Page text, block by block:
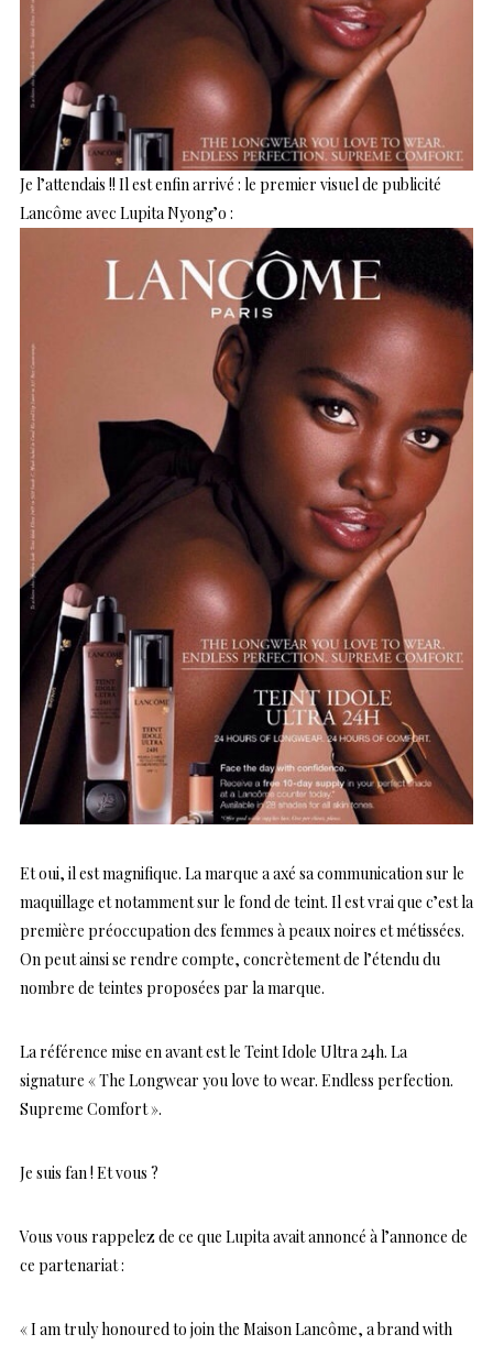
Je l’attendais !! Il est enfin arrivé : le premier visuel de publicité
Lancôme avec Lupita Nyong’o :
Et oui, il est magnifique. La marque a axé sa communication sur le
maquillage et notamment sur le fond de teint. Il est vrai que c’est la
première préoccupation des femmes à peaux noires et métissées.
On peut ainsi se rendre compte, concrètement de l’étendu du
nombre de teintes proposées par la marque.
La référence mise en avant est le Teint Idole Ultra 24h. La
signature « The Longwear you love to wear. Endless perfection.
Supreme Comfort ».
Je suis fan ! Et vous ?
Vous vous rappelez de ce que Lupita avait annoncé à l’annonce de
ce partenariat :
« I am truly honoured to join the Maison Lancôme, a brand with